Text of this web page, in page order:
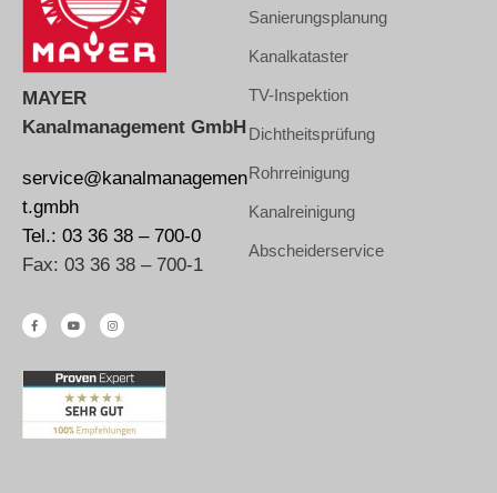
MAYER
Kanalmanagement GmbH
service@kanalmanagemen
t.gmbh
Tel.: 03 36 38 – 700-0
Fax: 03 36 38 – 700-1
Sanierungsplanung
Kanalkataster
TV-Inspektion
Dichtheitsprüfung
Rohrreinigung
Kanalreinigung
Abscheiderservice